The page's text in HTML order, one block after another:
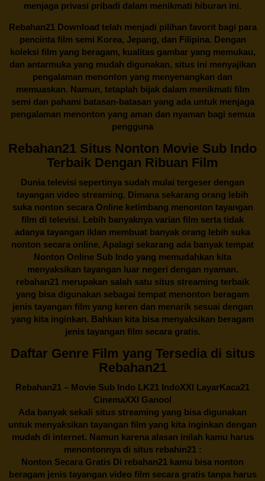
menjaga privasi pribadi dalam menikmati hiburan ini.
Rebahan21Download telah menjadi pilihan favorit bagi para
pencinta film semi Korea, Jepang, dan Filipina. Dengan
koleksi film yang beragam, kualitas gambar yang memukau,
dan antarmuka yang mudah digunakan, situs ini menyajikan
pengalaman menonton yang menyenangkan dan
memuaskan. Namun, tetaplah bijak dalam menikmati film
semi dan pahami batasan-batasan yang ada untuk menjaga
pengalaman menonton yang aman dan nyaman bagi semua
pengguna
Rebahan21 Situs Nonton Movie Sub Indo
Terbaik Dengan Ribuan Film
Dunia televisi sepertinya sudah mulai tergeser dengan
tayangan video streaming. Dimana sekarang orang lebih
suka nonton secara Online ketimbang menonton tayangan
film di televisi. Lebih banyaknya varian film serta tidak
adanya tayangan iklan membuat banyak orang lebih suka
nonton secara online. Apalagi sekarang ada banyak tempat
Nonton Online Sub Indo yang memudahkan kita
menyaksikan tayangan luar negeri dengan nyaman.
rebahan21 merupakan salah satu situs streaming terbaik
yang bisa digunakan sebagai tempat menonton beragam
jenis tayangan film yang keren dan menarik sesuai dengan
yang kita inginkan. Bahkan kita bisa menyaksikan beragam
jenis tayangan film secara gratis.
Daftar Genre Film yang Tersedia di situs
Rebahan21
Rebahan21 – Movie Sub Indo LK21 IndoXXI LayarKaca21
CinemaXXI Ganool
Ada banyak sekali situs streaming yang bisa digunakan
untuk menyaksikan tayangan film yang kita inginkan dengan
mudah di internet. Namun karena alasan inilah kamu harus
menontonnya di situs rebahin21 :
Nonton Secara Gratis Di rebahan21 kamu bisa nonton
beragam jenis tayangan video film secara gratis tanpa harus